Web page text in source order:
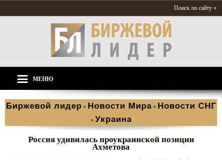
Поиск по сайту »
МЕНЮ
Биржевой лидер » Новости Мира » Новости СНГ
» Украина
Россия удивилась проукраинской позиции
Ахметова